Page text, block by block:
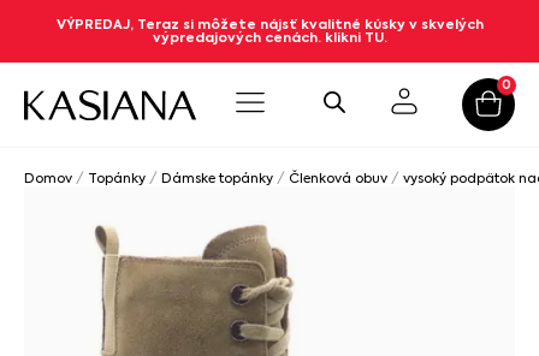
VÝPREDAJ, Teraz si môžete nájsť kvalitné kúsky v skvelých
výpredajových cenách. klikni TU.
0
Domov / Topánky / Dámske topánky / Členková obuv / vysoký podpätok